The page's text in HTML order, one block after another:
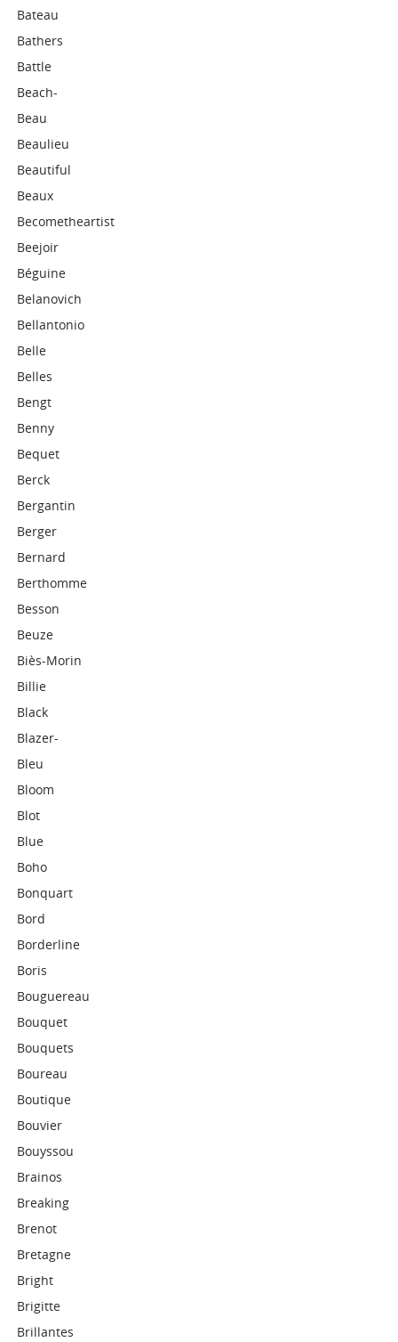
Bateau
Bathers
Battle
Beach-
Beau
Beaulieu
Beautiful
Beaux
Becometheartist
Beejoir
Béguine
Belanovich
Bellantonio
Belle
Belles
Bengt
Benny
Bequet
Berck
Bergantin
Berger
Bernard
Berthomme
Besson
Beuze
Biès-Morin
Billie
Black
Blazer-
Bleu
Bloom
Blot
Blue
Boho
Bonquart
Bord
Borderline
Boris
Bouguereau
Bouquet
Bouquets
Boureau
Boutique
Bouvier
Bouyssou
Brainos
Breaking
Brenot
Bretagne
Bright
Brigitte
Brillantes